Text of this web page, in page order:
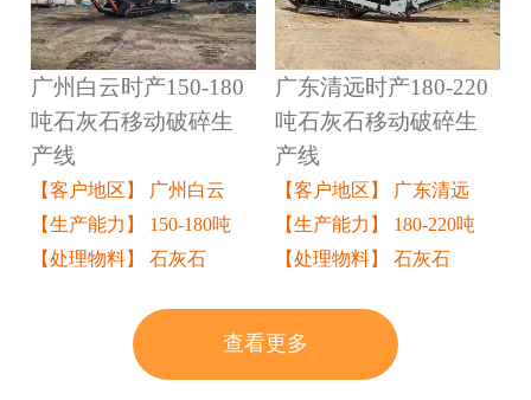
广州白云时产150-180
吨石灰石移动破碎生
产线
【客户地区】 广州白云
【生产能力】 150-180吨
【处理物料】 石灰石
广东清远时产180-220
吨石灰石移动破碎生
产线
【客户地区】 广东清远
【生产能力】 180-220吨
【处理物料】 石灰石
查看更多